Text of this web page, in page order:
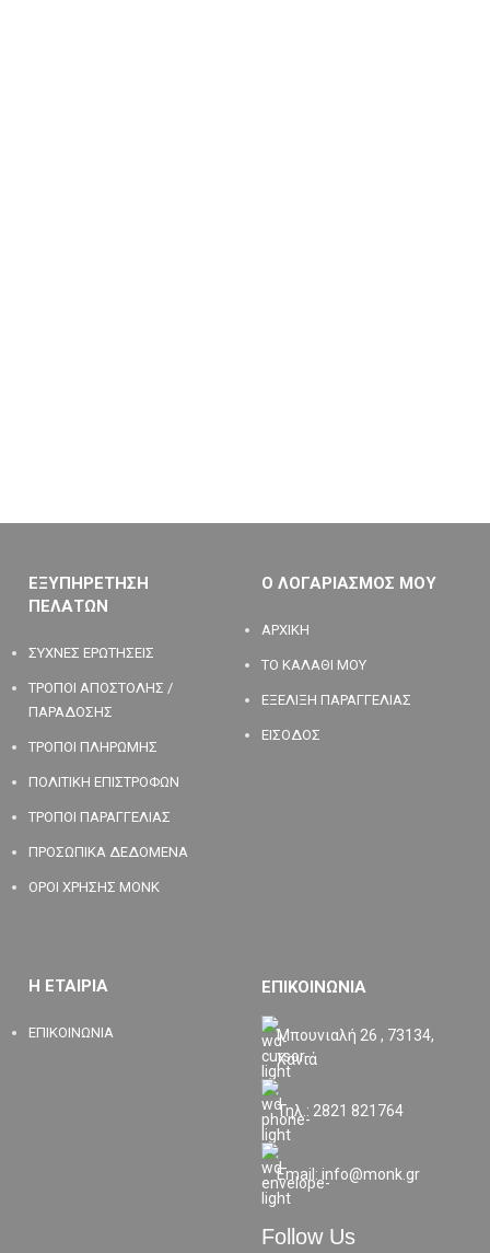
ΕΞΥΠΗΡΕΤΗΣΗ
ΠΕΛΑΤΩΝ
ΣΥΧΝΕΣ ΕΡΩΤΗΣΕΙΣ
ΤΡΟΠΟΙ ΑΠΟΣΤΟΛΗΣ /
ΠΑΡΑΔΟΣΗΣ
ΤΡΟΠΟΙ ΠΛΗΡΩΜΗΣ
ΠΟΛΙΤΙΚΗ ΕΠΙΣΤΡΟΦΩΝ
ΤΡΟΠΟΙ ΠΑΡΑΓΓΕΛΙΑΣ
ΠΡΟΣΩΠΙΚΑ ΔΕΔΟΜΕΝΑ
ΟΡΟΙ ΧΡΗΣΗΣ MONK
Ο ΛΟΓΑΡΙΑΣΜΟΣ ΜΟΥ
ΑΡΧΙΚΗ
ΤΟ ΚΑΛΑΘΙ ΜΟΥ
ΕΞΕΛΙΞΗ ΠΑΡΑΓΓΕΛΙΑΣ
ΕΙΣΟΔΟΣ
Η ΕΤΑΙΡΙΑ
ΕΠΙΚΟΙΝΩΝΙΑ
ΕΠΙΚΟΙΝΩΝΙΑ
Μπουνιαλή 26 , 73134,
Χανιά
Τηλ.: 2821 821764
Email: info@monk.gr
Follow Us